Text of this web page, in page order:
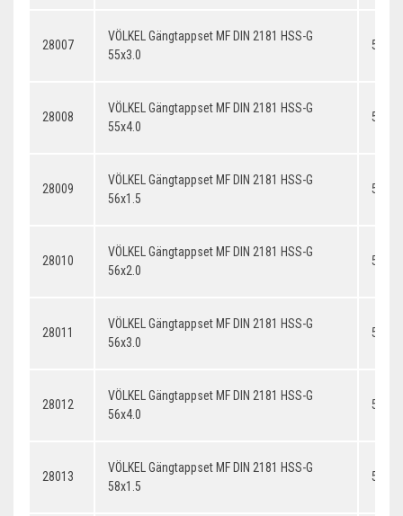
28007
VÖLKEL Gängtappset MF DIN 2181 HSS-G
55x3.0
28008
VÖLKEL Gängtappset MF DIN 2181 HSS-G
55x4.0
28009
VÖLKEL Gängtappset MF DIN 2181 HSS-G
56x1.5
28010
VÖLKEL Gängtappset MF DIN 2181 HSS-G
56x2.0
28011
VÖLKEL Gängtappset MF DIN 2181 HSS-G
56x3.0
28012
VÖLKEL Gängtappset MF DIN 2181 HSS-G
56x4.0
28013
VÖLKEL Gängtappset MF DIN 2181 HSS-G
58x1.5